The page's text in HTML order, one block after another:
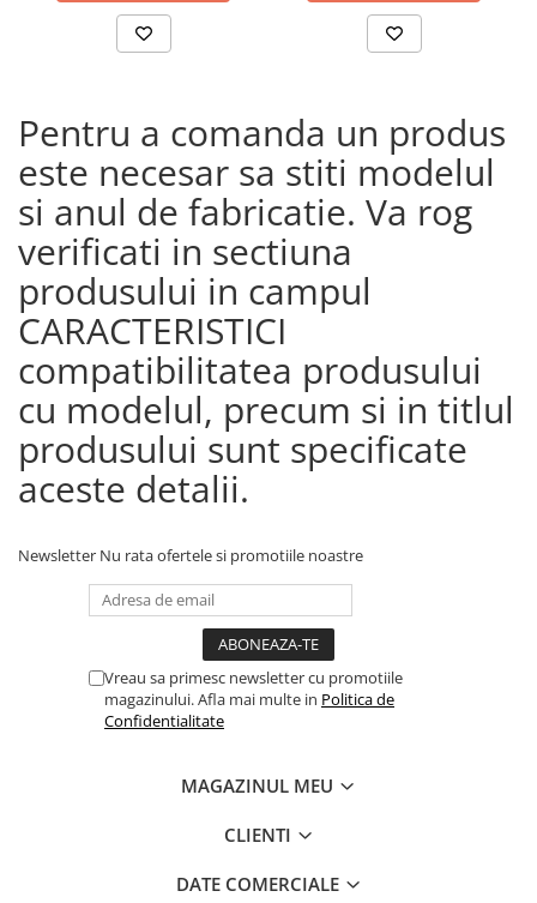
Pentru a comanda un produs
este necesar sa stiti modelul
si anul de fabricatie. Va rog
verificati in sectiuna
produsului in campul
CARACTERISTICI
compatibilitatea produsului
cu modelul, precum si in titlul
produsului sunt specificate
aceste detalii.
Newsletter Nu rata ofertele si promotiile noastre
Vreau sa primesc newsletter cu promotiile
magazinului. Afla mai multe in Politica de
Confidentialitate
MAGAZINUL MEU
CLIENTI
DATE COMERCIALE